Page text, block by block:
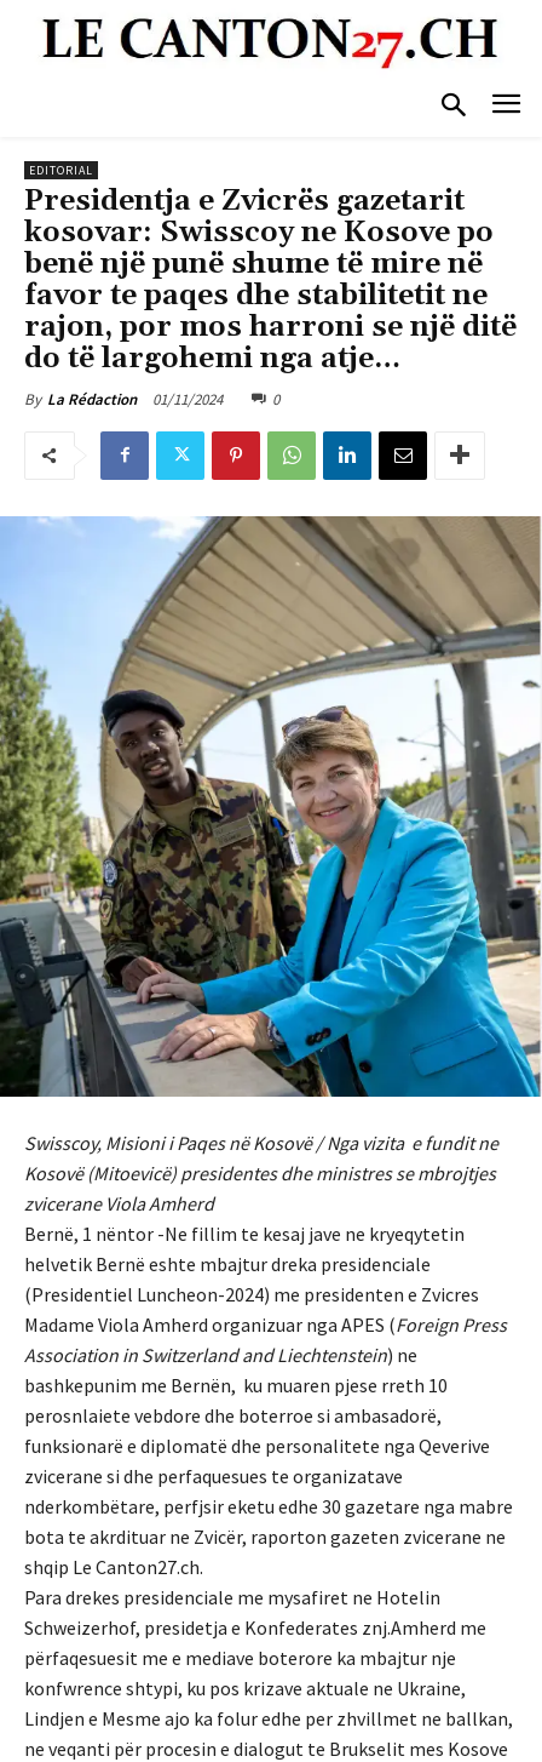
EDITORIAL
Presidentja e Zvicrës gazetarit
kosovar: Swisscoy ne Kosove po
benë një punë shume të mire në
favor te paqes dhe stabilitetit ne
rajon, por mos harroni se një ditë
do të largohemi nga atje…
By La Rédaction 01/11/2024 0
Swisscoy, Misioni i Paqes në Kosovë / Nga vizita e fundit ne
Kosovë (Mitoevicë) presidentes dhe ministres se mbrojtjes
zvicerane Viola Amherd
Bernë, 1 nëntor -Ne fillim te kesaj jave ne kryeqytetin
helvetik Bernë eshte mbajtur dreka presidenciale
(Presidentiel Luncheon-2024) me presidenten e Zvicres
Madame Viola Amherd organizuar nga APES (Foreign Press
Association in Switzerland and Liechtenstein) ne
bashkepunim me Bernën, ku muaren pjese rreth 10
perosnlaiete vebdore dhe boterroe si ambasadorë,
funksionarë e diplomatë dhe personalitete nga Qeverive
zvicerane si dhe perfaquesues te organizatave
nderkombëtare, perfjsir eketu edhe 30 gazetare nga mabre
bota te akrdituar ne Zvicër, raporton gazeten zvicerane ne
shqip Le Canton27.ch.
Para drekes presidenciale me mysafiret ne Hotelin
Schweizerhof, presidetja e Konfederates znj.Amherd me
përfaqesuesit me e mediave boterore ka mbajtur nje
konfwrence shtypi, ku pos krizave aktuale ne Ukraine,
Lindjen e Mesme ajo ka folur edhe per zhvillmet ne ballkan,
ne veqanti për procesin e dialogut te Brukselit mes Kosove